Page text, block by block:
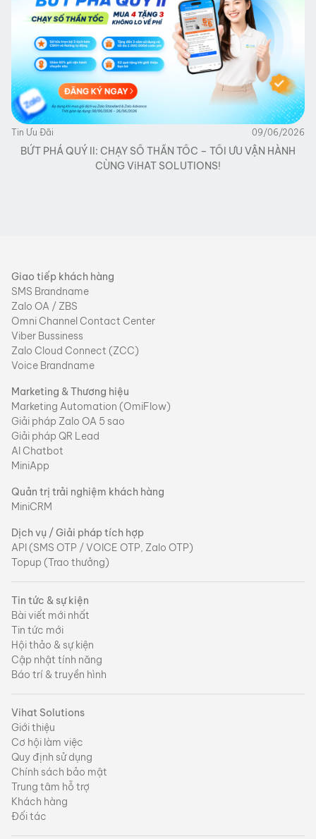
Tin Ưu Đãi 09/06/2026
BỨT PHÁ QUÝ II: CHẠY SỐ THẦN TỐC – TỐI ƯU VẬN HÀNH
CÙNG ViHAT SOLUTIONS!
Giao tiếp khách hàng
SMS Brandname
Zalo OA / ZBS
Omni Channel Contact Center
Viber Bussiness
Zalo Cloud Connect (ZCC)
Voice Brandname
Marketing & Thương hiệu
Marketing Automation (OmiFlow)
Giải pháp Zalo OA 5 sao
Giải pháp QR Lead
AI Chatbot
MiniApp
Quản trị trải nghiệm khách hàng
MiniCRM
Dịch vụ / Giải pháp tích hợp
API (SMS OTP / VOICE OTP, Zalo OTP)
Topup (Trao thưởng)
Tin tức & sự kiện
Bài viết mới nhất
Tin tức mới
Hội thảo & sự kiện
Cập nhật tính năng
Báo trí & truyền hình
Vihat Solutions
Giới thiệu
Cơ hội làm việc
Quy định sử dụng
Chính sách bảo mật
Trung tâm hỗ trợ
Khách hàng
Đối tác